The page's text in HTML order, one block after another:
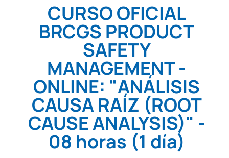
CURSO OFICIAL
BRCGS PRODUCT
SAFETY
MANAGEMENT -
ONLINE: "ANÁLISIS
CAUSA RAÍZ (ROOT
CAUSE ANALYSIS)" -
08 horas (1 día)